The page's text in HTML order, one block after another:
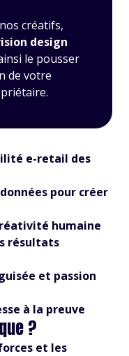
créatifs,
design
le pousser
de votre
e-retail des
pour créer
humaine
résultats
et passion
à la preuve
?
et les